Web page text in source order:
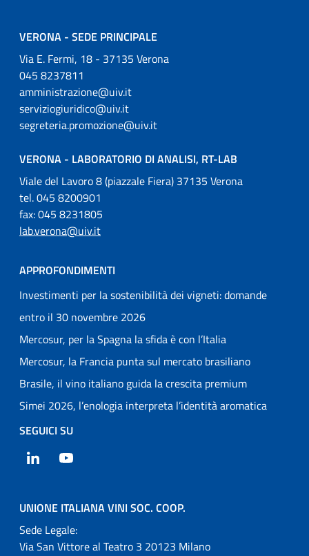
VERONA - SEDE PRINCIPALE
Via E. Fermi, 18 - 37135 Verona
045 8237811
amministrazione@uiv.it
serviziogiuridico@uiv.it
segreteria.promozione@uiv.it
VERONA - LABORATORIO DI ANALISI, RT-LAB
Viale del Lavoro 8 (piazzale Fiera) 37135 Verona
tel. 045 8200901
fax: 045 8231805
lab.verona@uiv.it
APPROFONDIMENTI
Investimenti per la sostenibilità dei vigneti: domande
entro il 30 novembre 2026
Mercosur, per la Spagna la sfida è con l’Italia
Mercosur, la Francia punta sul mercato brasiliano
Brasile, il vino italiano guida la crescita premium
Simei 2026, l’enologia interpreta l’identità aromatica
SEGUICI SU
LinkedIn
UNIONE ITALIANA VINI SOC. COOP.
Sede Legale:
Via San Vittore al Teatro 3 20123 Milano